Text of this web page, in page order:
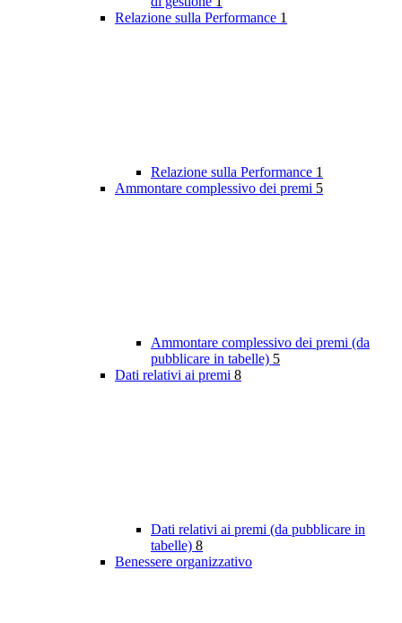
Relazione sulla Performance 1
Relazione sulla Performance 1
Ammontare complessivo dei premi 5
Ammontare complessivo dei premi (da
pubblicare in tabelle) 5
Dati relativi ai premi 8
Dati relativi ai premi (da pubblicare in
tabelle) 8
Benessere organizzativo